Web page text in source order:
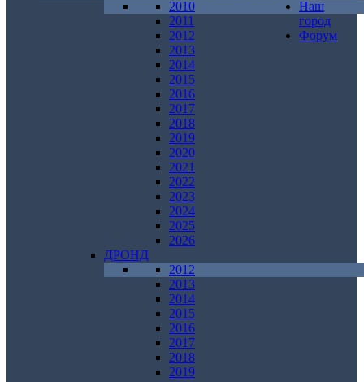
2010
2011
2012
2013
2014
2015
2016
2017
2018
2019
2020
2021
2022
2023
2024
2025
2026
ДРОНД
2012
2013
2014
2015
2016
2017
2018
2019
Наш
город
Форум